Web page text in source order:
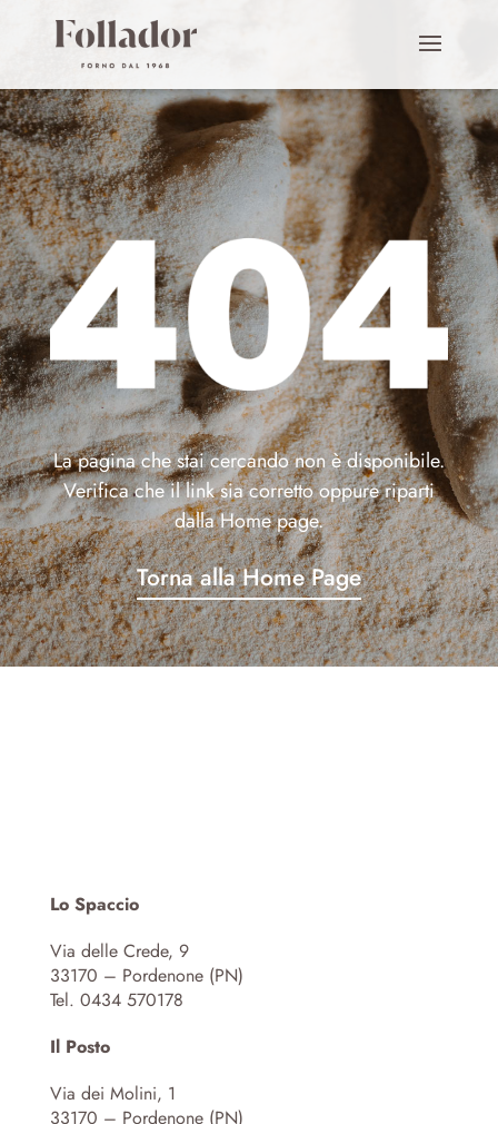
La pagina che stai cercando non è disponibile.
Verifica che il link sia corretto oppure riparti
dalla Home page.
Torna alla Home Page
Lo Spaccio
Via delle Crede, 9
33170 – Pordenone (PN)
Tel. 0434 570178
Il Posto
Via dei Molini, 1
33170 – Pordenone (PN)